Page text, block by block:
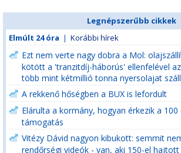
Legnépszerűbb cikkek
Elmúlt 24 óra | Korábbi hírek
Ezt nem verte nagy dobra a Mol:
kötött a 'tranzitdíj-háborús' ellenfelével
több mint kétmillió tonna nyersolajat
A rekkenő hőségben a BUX is lefordult
Elárulta a kormány, hogyan érkezik a 100
támogatás
Vitézy Dávid nagyon kibukott: semmit
rendőrségi videók - van, aki 150-el